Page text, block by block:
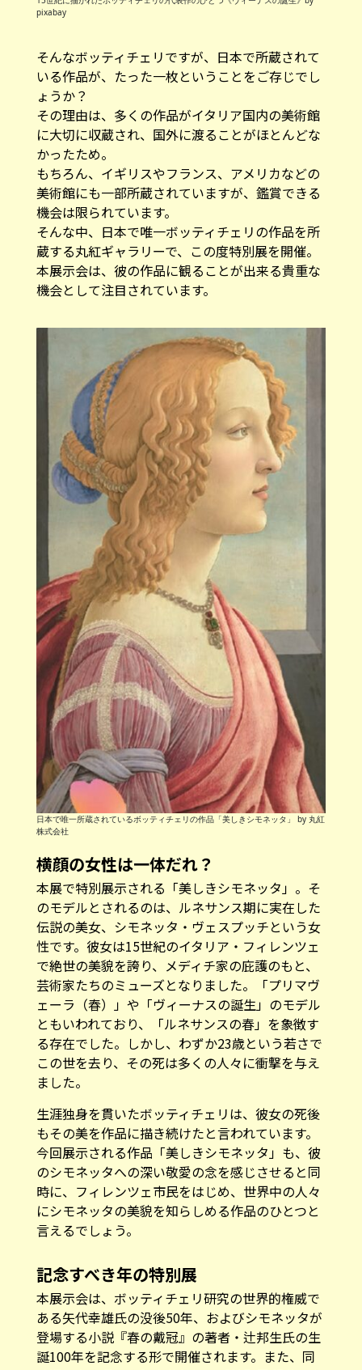
pixabay
そんなボッティチェリですが、日本で所蔵されて
いる作品が、たった一枚ということをご存じでし
ょうか？
その理由は、多くの作品がイタリア国内の美術館
に大切に収蔵され、国外に渡ることがほとんどな
かったため。
もちろん、イギリスやフランス、アメリカなどの
美術館にも一部所蔵されていますが、鑑賞できる
機会は限られています。
そんな中、日本で唯一ボッティチェリの作品を所
蔵する丸紅ギャラリーで、この度特別展を開催。
本展示会は、彼の作品に観ることが出来る貴重な
機会として注目されています。
日本で唯一所蔵されているボッティチェリの作品「美しきシモネッタ」 by 丸紅
株式会社
横顔の女性は一体だれ？
本展で特別展示される「美しきシモネッタ」。そ
のモデルとされるのは、ルネサンス期に実在した
伝説の美女、シモネッタ・ヴェスプッチという女
性です。彼女は15世紀のイタリア・フィレンツェ
で絶世の美貌を誇り、メディチ家の庇護のもと、
芸術家たちのミューズとなりました。「プリマヴ
ェーラ（春）」や「ヴィーナスの誕生」のモデル
ともいわれており、「ルネサンスの春」を象徴す
る存在でした。しかし、わずか23歳という若さで
この世を去り、その死は多くの人々に衝撃を与え
ました。
生涯独身を貫いたボッティチェリは、彼女の死後
もその美を作品に描き続けたと言われています。
今回展示される作品「美しきシモネッタ」も、彼
のシモネッタへの深い敬愛の念を感じさせると同
時に、フィレンツェ市民をはじめ、世界中の人々
にシモネッタの美貌を知らしめる作品のひとつと
言えるでしょう。
記念すべき年の特別展
本展示会は、ボッティチェリ研究の世界的権威で
ある矢代幸雄氏の没後50年、およびシモネッタが
登場する小説『春の戴冠』の著者・辻邦生氏の生
誕100年を記念する形で開催されます。また、同